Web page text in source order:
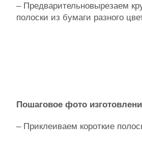
– Предварительновырезаем
полоски из бумаги разного
Пошаговое фото
– Приклеиваем короткие